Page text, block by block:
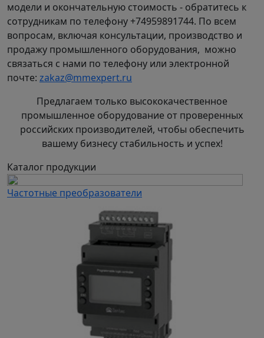
модели и окончательную стоимость - обратитесь к
сотрудникам по телефону +74959891744. По всем
вопросам, включая консультации, производство и
продажу промышленного оборудования, можно
связаться с нами по телефону или электронной
почте: zakaz@mmexpert.ru
Предлагаем только высококачественное
промышленное оборудование от проверенных
российских производителей, чтобы обеспечить
вашему бизнесу стабильность и успех!
Каталог продукции
Частотные преобразователи